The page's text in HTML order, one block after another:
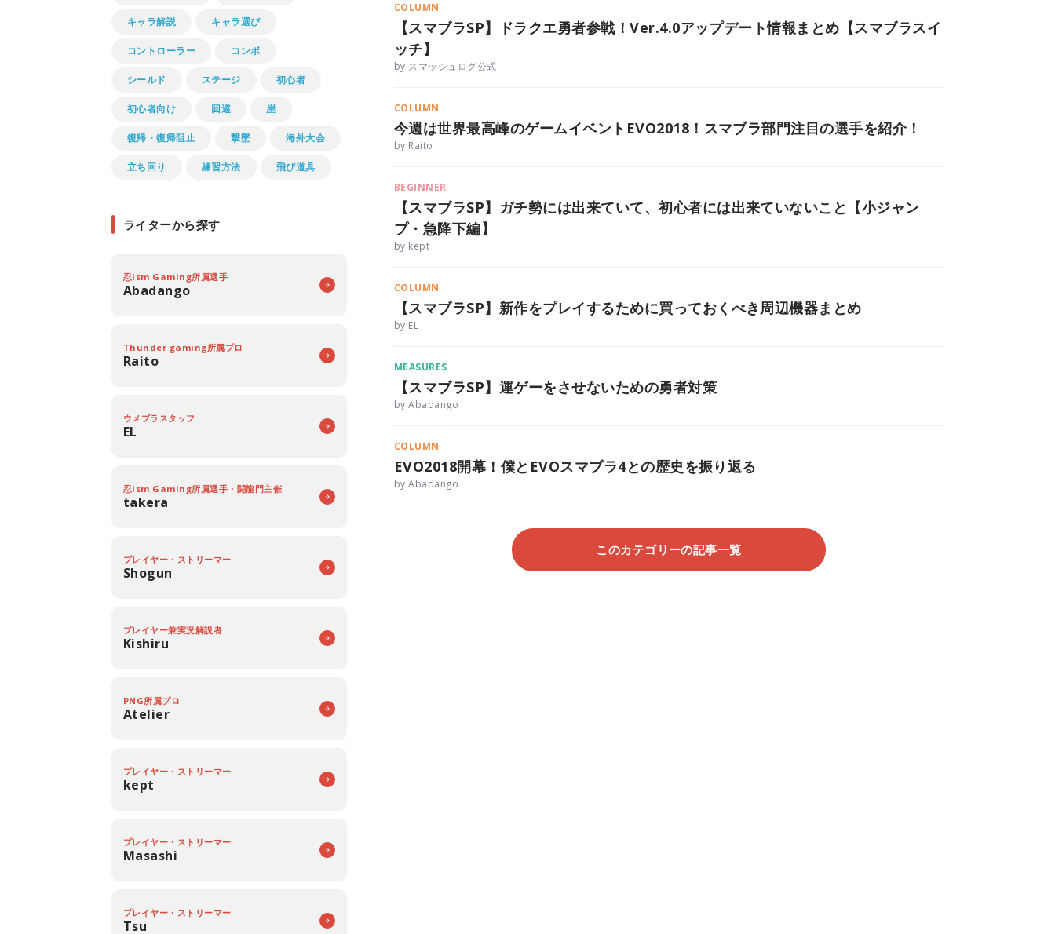
COLUMN
【スマブラSP】ドラクエ勇者参戦！Ver.4.0アップデート情報まとめ【スマブラスイ
ッチ】
by スマッシュログ公式
COLUMN
今週は世界最高峰のゲームイベントEVO2018！スマブラ部門注目の選手を紹介！
by Raito
BEGINNER
【スマブラSP】ガチ勢には出来ていて、初心者には出来ていないこと【小ジャン
プ・急降下編】
by kept
COLUMN
【スマブラSP】新作をプレイするために買っておくべき周辺機器まとめ
by EL
MEASURES
【スマブラSP】運ゲーをさせないための勇者対策
by Abadango
COLUMN
EVO2018開幕！僕とEVOスマブラ4との歴史を振り返る
by Abadango
このカテゴリーの記事一覧
キャラ解説 キャラ選び
コントローラー コンボ
シールド ステージ 初心者
初心者向け 回避 崖
復帰・復帰阻止 撃墜 海外大会
立ち回り 練習方法 飛び道具
ライターから探す
忍ism Gaming所属選手
Abadango
Thunder gaming所属プロ
Raito
ウメブラスタッフ
EL
忍ism Gaming所属選手・闘龍門主催
takera
プレイヤー・ストリーマー
Shogun
プレイヤー兼実況解説者
Kishiru
PNG所属プロ
Atelier
プレイヤー・ストリーマー
kept
プレイヤー・ストリーマー
Masashi
プレイヤー・ストリーマー
Tsu